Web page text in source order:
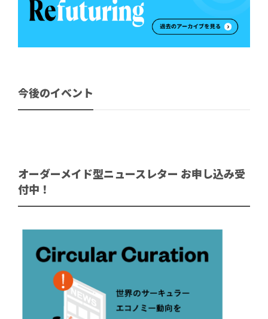
今後のイベント
オーダーメイド型ニュースレター お申し込み受
付中！